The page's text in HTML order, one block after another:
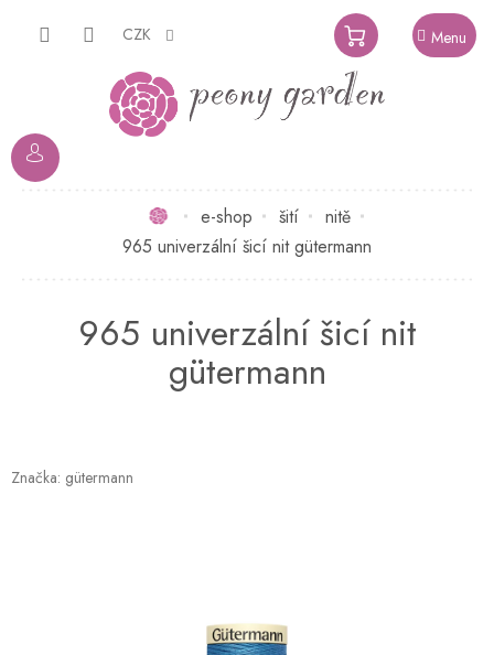
CZK
NÁKUPNÍ
KOŠÍK
Domůe-shop šití
nitě
965 univerzální šicí nit gütermann
965 univerzální šicí nit
gütermann
Značka: gütermann